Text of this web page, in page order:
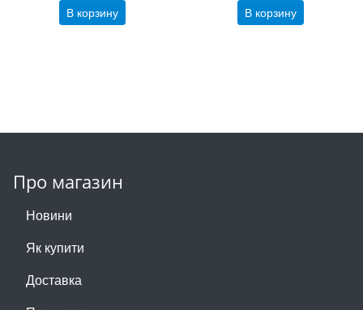
В корзину В корзину
Про магазин
Новини
Як купити
Доставка